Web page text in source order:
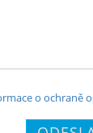
o ochraně